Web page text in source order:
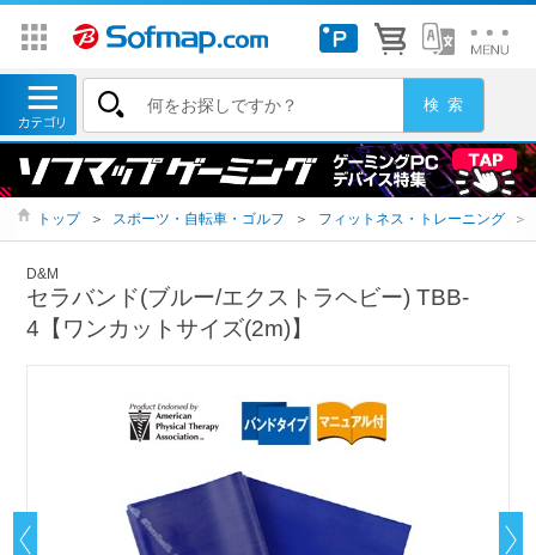
トップ ＞ スポーツ・自転車・ゴルフ ＞ フィットネス・トレーニング ＞
D&M
セラバンド(ブルー/エクストラヘビー) TBB-
4【ワンカットサイズ(2m)】